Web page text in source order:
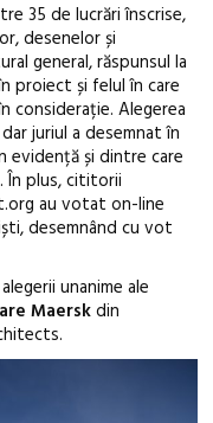
35 de lucrări înscrise,
desenelor și
general, răspunsul la
proiect și felul în care
considerație. Alegerea
juriul a desemnat în
evidență și dintre care
În plus, cititorii
au votat on-line
desemnând cu vot
unanime ale
Maerskdin